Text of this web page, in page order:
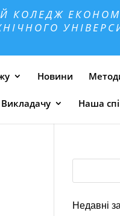
КОЛЕДЖ
Новини
Викладачу Наша
Недавні